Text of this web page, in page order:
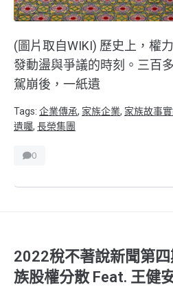
(圖片取自WIKI) 歷史上，權
發動盪與爭議的時刻。三百
駕崩後，一紙遺
Tags: 企業傳承, 家族企業, 家族故事
遺囑, 長榮集團
0
2022稅不著說新聞第
族股權分散 Feat. 王健